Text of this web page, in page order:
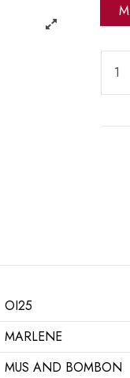
M
OI25
MARLENE
MUS AND BOMBON